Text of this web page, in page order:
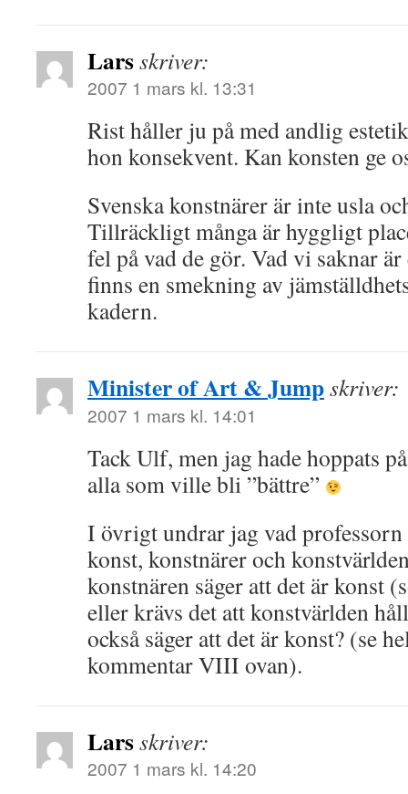
Larsskriver:
2007 1 mars kl. 13:31
Rist håller ju på med andlig
hon konsekvent. Kan konsten ge
Svenska konstnärer är inte usla
Tillräckligt många är hyggligt
fel på vad de gör. Vad vi saknar
finns en smekning av
kadern.
Minister of Art & Jumpskriver:
2007 1 mars kl. 14:01
Tack Ulf, men jag hade hoppats
alla som ville bli ”bättre”
I övrigt undrar jag vad professorn
konst, konstnärer och
konstnären säger att det är konst
eller krävs det att konstvärlden
också säger att det är konst? (se
kommentar VIII ovan).
Larsskriver:
2007 1 mars kl. 14:20